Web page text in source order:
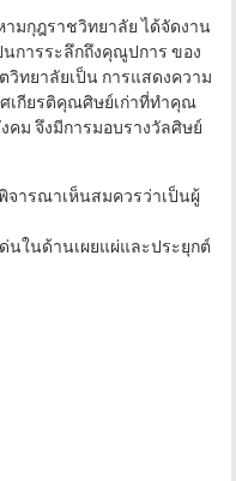
มกุฎราชวิทยาลัย ได้จัดงาน
การระลึกถึงคุณูปการ ของ
ทยาลัยเป็น การแสดงความ
เกียรติคุณศิษย์เก่าที่ทำคุณ
ม จึงมีการมอบรางวัลศิษย์
ารณาเห็นสมควรว่าเป็นผู้
นในด้านเผยแผ่และประยุกต์